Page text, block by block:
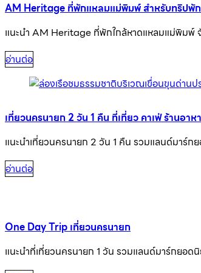
AM Heritage ที่พักแหลมแม่พิมพ์ สำหรับทริปพัก
แนะนำ AM Heritage ที่พักใกล้หาดแหลมแม่พิมพ์
อ่านต่อ
เที่ยวนครนายก 2 วัน 1 คืน ที่เที่ยว คาเฟ่ ร้านอาห
แนะนำเที่ยวนครนายก 2 วัน 1 คืน รวมแลนด์มาร์ก
อ่านต่อ
One Day Trip เที่ยวนครนายก
แนะนำที่เที่ยวนครนายก 1 วัน รวมแลนด์มาร์กยอด